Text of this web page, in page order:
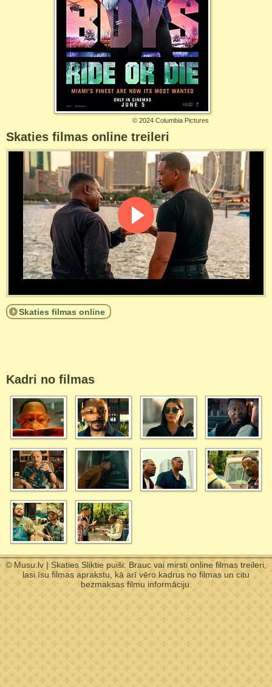
© 2024 Columbia Pictures
Skaties filmas online treileri
Skaties filmas online
Kadri no filmas
© Musu.lv | Skaties Sliktie puiši: Brauc vai mirsti online filmas treileri,
lasi īsu filmas aprakstu, kā arī vēro kadrus no filmas un citu
bezmaksas filmu informāciju.